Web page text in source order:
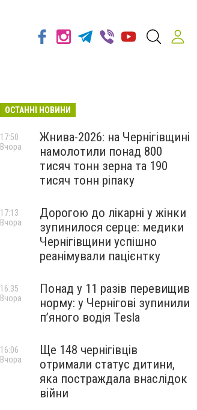
ОСТАННІ НОВИНИ
Жнива-2026: на Чернігівщині
намолотили понад 800
тисяч тонн зерна та 190
тисяч тонн ріпаку
17:50
Вчора
Дорогою до лікарні у жінки
зупинилося серце: медики
Чернігівщини успішно
реанімували пацієнтку
17:13
Вчора
Понад у 11 разів перевищив
норму: у Чернігові зупинили
пʼяного водія Tesla
16:35
Вчора
Ще 148 чернігівців
отримали статус дитини,
яка постраждала внаслідок
війни
16:06
Вчора